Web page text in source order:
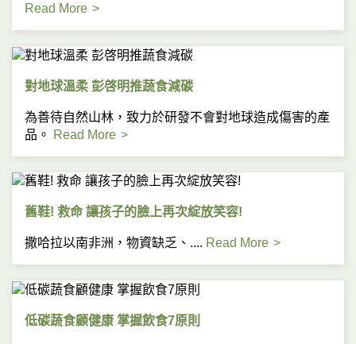
Read More
對地球溫柔 彭啓明推蔬食減碳
為善待自然山林，致力於研發不會對地球造成傷害的產
品。
Read More
舊鞋! 救命 讓孩子的臉上再次綻放笑容!
撒哈拉以南非洲，物資缺乏、.... Read More
低碳蔬食顧健康 掌握飲食7原則